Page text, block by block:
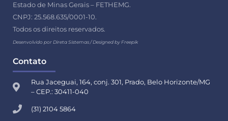
Estado de Minas Gerais – FETHEMG.
CNPJ: 25.568.635/0001-10.
Todos os direitos reservados.
Desenvolvido por Direta Sistemas /Designed by Freepik
Contato
Rua Jaceguai, 164, conj. 301, Prado, Belo Horizonte/MG
– CEP.: 30411-040
(31) 2104 5864